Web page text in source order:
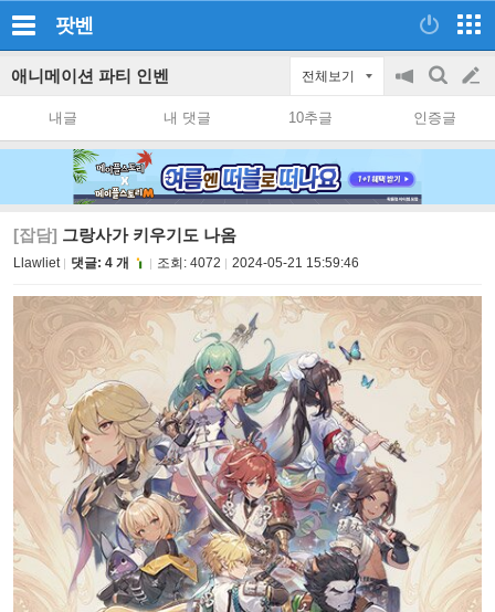
팟벤
애니메이션 파티 인벤 전체보기
공
on/off
검
색
글
쓰
내글 내 댓글 10추글 인증글
[잡담] 그랑사가 키우기도 나옴
Llawliet 댓글: 4 개 조회: 4072 2024-05-21 15:59:46